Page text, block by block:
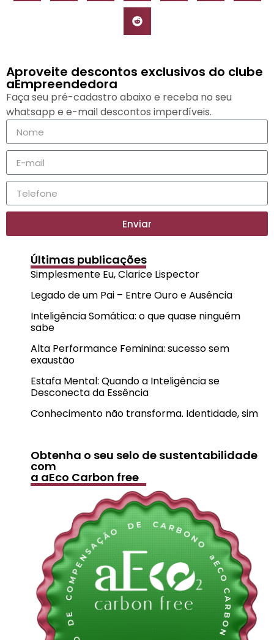
Aproveite descontos exclusivos do clube
aEmpreendedora
Faça seu pré-cadastro abaixo e receba no seu
whatsapp e e-mail descontos imperdíveis.
Enviar
Últimas publicações
Simplesmente Eu, Clarice Lispector
Legado de um Pai – Entre Ouro e Ausência
Inteligência Somática: o que quase ninguém
sabe
Alta Performance Feminina: sucesso sem
exaustão
Estafa Mental: Quando a Inteligência se
Desconecta da Essência
Conhecimento não transforma. Identidade, sim
Obtenha o seu selo de sustentabilidade
com
a aEco Carbon free